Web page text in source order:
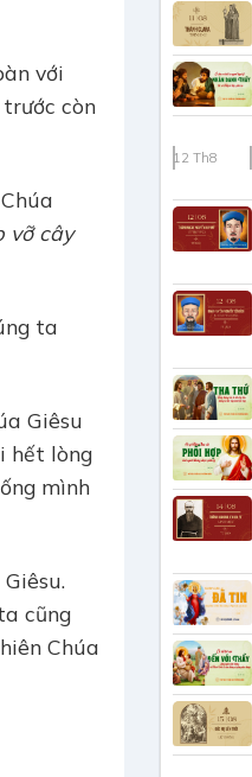
với
còn
vỡ cây
ta
Giêsu
hết lòng
mình
cũng
Chúa
12 Th8